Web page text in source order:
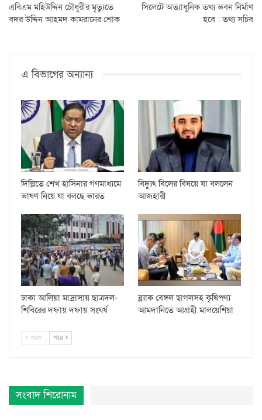
এবিএম মহিউদ্দিন চৌধুরীর মৃত্যুতে
বদর উদ্দিন আহমদ কামরানের শোক
সিলেটে অত্যাধুনিক তথ্য ভবন নির্মাণ
হবে : তথ্য সচিব
এ বিভাগের অন্যান্য
দিল্লিতে শেখ হাসিনার গণমাধ্যমে
ভাষণ নিয়ে যা বলছে ভারত
বিদ্যুৎ বিলের বিষয়ে যা বললেন
আজহারী
ঢাকা আলিয়া মাদ্রাসায় ছাত্রদল-
শিবিরের দফায় দফায় সংঘর্ষ
ব্ল্যাক বেঙ্গল ছাগলসহ কৃষিপণ্য
আমদানিতে আগ্রহী মালয়েশিয়া
আগে পরে
সংবাদ শিরোনাম